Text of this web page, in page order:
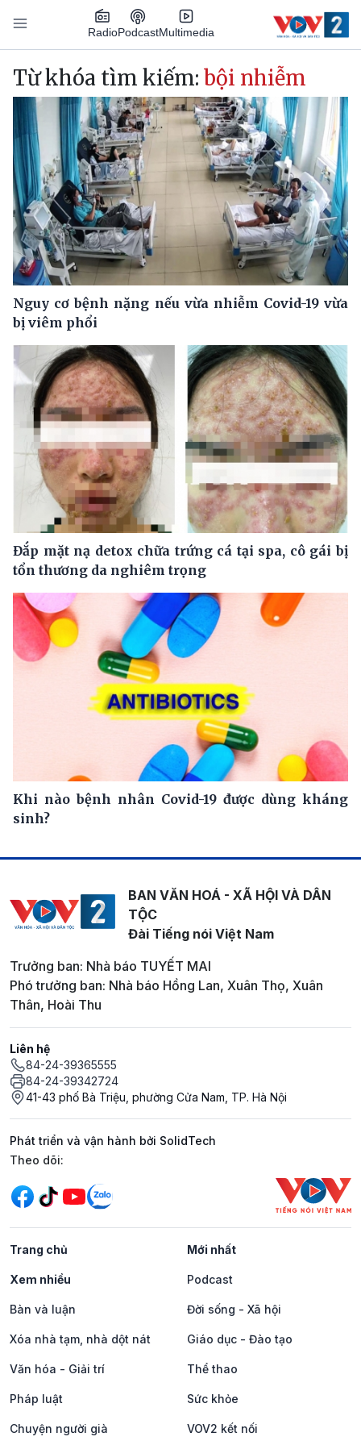
Nhảy đến nội dung
RadioPodcastMultimedia
Main navigation
Từ khóa tìm kiếm: bội nhiễm
Nguy cơ bệnh nặng nếu vừa nhiễm Covid-19 vừa
bị viêm phổi
Đắp mặt nạ detox chữa trứng cá tại spa, cô gái bị
tổn thương da nghiêm trọng
Khi nào bệnh nhân Covid-19 được dùng kháng
sinh?
BAN VĂN HOÁ - XÃ HỘI VÀ DÂN
TỘC
Đài Tiếng nói Việt Nam
Trưởng ban: Nhà báo TUYẾT MAI
Phó trưởng ban: Nhà báo Hồng Lan, Xuân Thọ, Xuân
Thân, Hoài Thu
Liên hệ
84-24-39365555
84-24-39342724
41-43 phố Bà Triệu, phường Cửa Nam, TP. Hà Nội
Phát triển và vận hành bởi SolidTech
Mạng xã hội
Theo dõi:
Trang chủ Mới nhất
Xem nhiều Podcast
Bàn và luận Đời sống - Xã hội
Xóa nhà tạm, nhà dột nát Giáo dục - Đào tạo
Văn hóa - Giải trí Thể thao
Pháp luật Sức khỏe
Chuyện người già VOV2 kết nối